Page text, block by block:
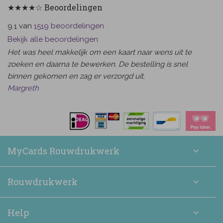
★★★★☆ Beoordelingen
9.1 van 1519 beoordelingen
Bekijk alle beoordelingen
Het was heel makkelijk om een kaart naar wens uit te
zoeken en daarna te bewerken. De bestelling is snel
binnen gekomen en zag er verzorgd uit.
Margreth
MyCards Rouwdrukwerk
Rouwdrukwerk
Help